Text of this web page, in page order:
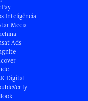
Inteligência
Media
Ads
Digital